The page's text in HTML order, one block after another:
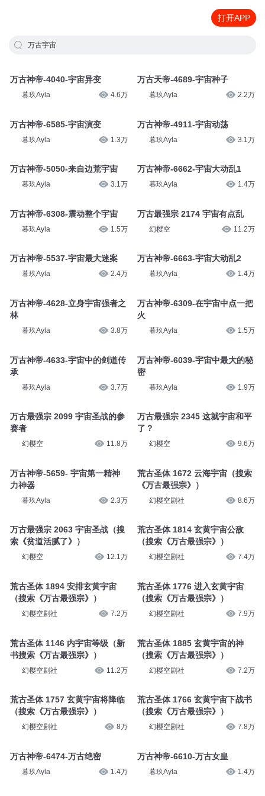
打开APP
万古宇宙
万古神帝-4040-宇宙异变
暮玖Ayla 4.6万
万古神帝-6585-宇宙演变
暮玖Ayla 1.3万
万古神帝-5050-来自边荒宇宙
暮玖Ayla 3.1万
万古神帝-6308-震动整个宇宙
暮玖Ayla 1.5万
万古神帝-5537-宇宙最大迷案
暮玖Ayla 2.4万
万古神帝-4628-立身宇宙强者之
林
暮玖Ayla 3.8万
万古神帝-4633-宇宙中的剑道传
承
暮玖Ayla 3.7万
万古最强宗 2099 宇宙圣战的参
赛者
幻樱空 11.8万
万古神帝-5659- 宇宙第一精神
力神器
暮玖Ayla 2.3万
万古最强宗 2063 宇宙圣战（搜
索《贫道活腻了》）
幻樱空 12.1万
荒古圣体 1894 安排玄黄宇宙
（搜索《万古最强宗》）
幻樱空剧社 7.2万
荒古圣体 1146 内宇宙等级（新
书搜索《万古最强宗》）
幻樱空剧社 11.2万
荒古圣体 1757 玄黄宇宙将降临
（搜索《万古最强宗》）
幻樱空剧社 8万
万古神帝-6474-万古绝密
暮玖Ayla 1.4万
万古天帝-4689-宇宙种子
暮玖Ayla 2.2万
万古神帝-4911-宇宙动荡
暮玖Ayla 3.1万
万古神帝-6662-宇宙大动乱1
暮玖Ayla 1.4万
万古最强宗 2174 宇宙有点乱
幻樱空 11.2万
万古神帝-6663-宇宙大动乱2
暮玖Ayla 1.4万
万古神帝-6309-在宇宙中点一把
火
暮玖Ayla 1.5万
万古神帝-6039-宇宙中最大的秘
密
暮玖Ayla 1.9万
万古最强宗 2345 这就宇宙和平
了？
幻樱空 9.6万
荒古圣体 1672 云海宇宙（搜索
《万古最强宗》）
幻樱空剧社 8.6万
荒古圣体 1814 玄黄宇宙公敌
（搜索《万古最强宗》）
幻樱空剧社 7.4万
荒古圣体 1776 进入玄黄宇宙
（搜索《万古最强宗》）
幻樱空剧社 7.9万
荒古圣体 1885 玄黄宇宙的神
（搜索《万古最强宗》）
幻樱空剧社 7.2万
荒古圣体 1766 玄黄宇宙下战书
（搜索《万古最强宗》）
幻樱空剧社 7.8万
万古神帝-6610-万古女皇
暮玖Ayla 1.4万